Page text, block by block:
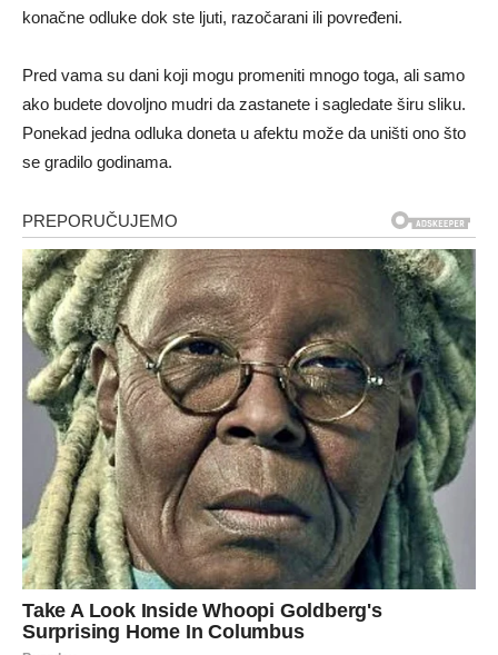
konačne odluke dok ste ljuti, razočarani ili povređeni.
Pred vama su dani koji mogu promeniti mnogo toga, ali samo
ako budete dovoljno mudri da zastanete i sagledate širu sliku.
Ponekad jedna odluka doneta u afektu može da uništi ono što
se gradilo godinama.